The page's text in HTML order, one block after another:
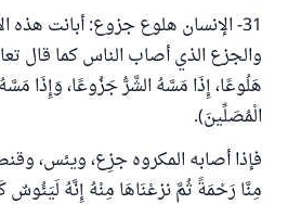
31- الإنسان هلوع جزوع: أبانت هذه
والجزع الذي أصاب الناس كما قال
هَلُوعًا، إِذَا مَسَّهُ الشَّرُّ جَزُوعًا، وَإِذَا
الْمُصَلِّينَ).
فإذا أصابه المكروه جزِع، ويئس،
مِنَّا رَحْمَةً ثُمَّ نزعْنَاهَا مِنْهُ إِنَّهُ لَيَئُوسٌ